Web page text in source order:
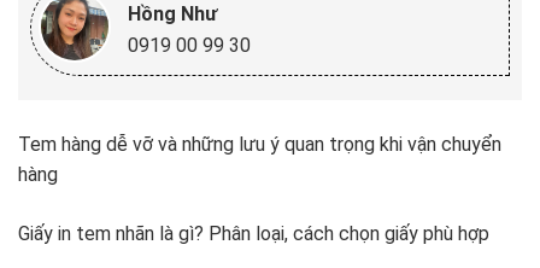
Hồng Như
0919 00 99 30
Tem hàng dễ vỡ và những lưu ý quan trọng khi vận chuyển
hàng
Giấy in tem nhãn là gì? Phân loại, cách chọn giấy phù hợp